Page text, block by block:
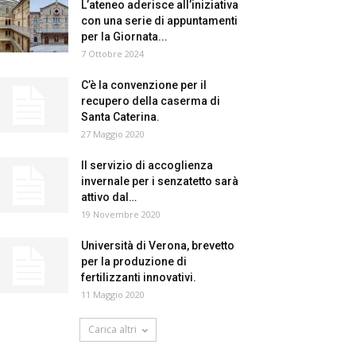
L’ateneo aderisce all’iniziativa
con una serie di appuntamenti
per la Giornata...
7 Ottobre 2024
C’è la convenzione per il
recupero della caserma di
Santa Caterina.
27 Maggio 2020
Il servizio di accoglienza
invernale per i senzatetto sarà
attivo dal…
19 Novembre 2020
Università di Verona, brevetto
per la produzione di
fertilizzanti innovativi.
11 Maggio 2020
Carica altri